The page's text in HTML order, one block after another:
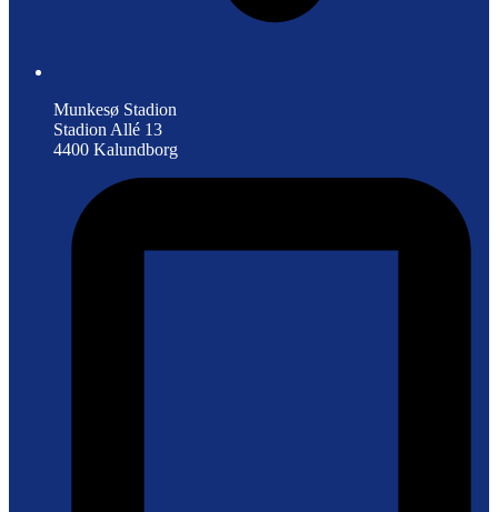
Munkesø Stadion
Stadion Allé 13
4400 Kalundborg